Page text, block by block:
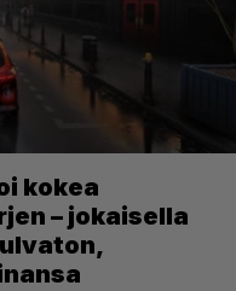
kokea
– jokaisella